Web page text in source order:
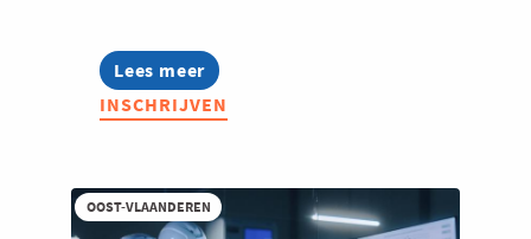
Lees meer
about
Jong
Voka
(GRATIS)
INSCHRIJVEN
OOST-VLAANDEREN